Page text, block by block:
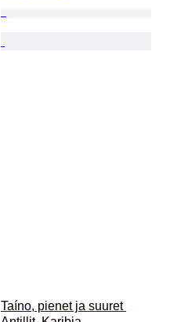
Taíno, pienet ja suuret